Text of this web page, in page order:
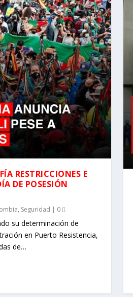
RESTRICCIONES E
DE POSESIÓN
, Seguridad | 0
su determinación de
en Puerto Resistencia,
de…